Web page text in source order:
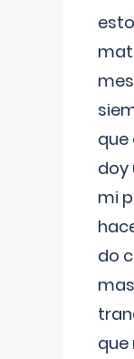
que
doy
mi
do
que